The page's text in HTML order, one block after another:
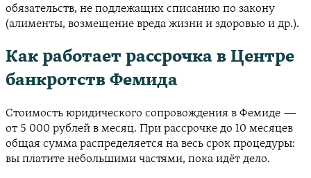
обязательств, не подлежащих списанию по закону
(алименты, возмещение вреда жизни и здоровью и др.).
Как работает рассрочка в Центре
банкротств Фемида
Стоимость юридического сопровождения в Фемиде —
от 5 000 рублей в месяц. При рассрочке до 10 месяцев
общая сумма распределяется на весь срок процедуры:
вы платите небольшими частями, пока идёт дело.